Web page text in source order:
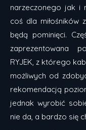
narzeczonego jak i
coś dla miłośników
będą pominięci.
zaprezentowana
RYJEK, z którego
możliwych od
rekomendacją
jednak wyrobić
nie da, a bardzo się